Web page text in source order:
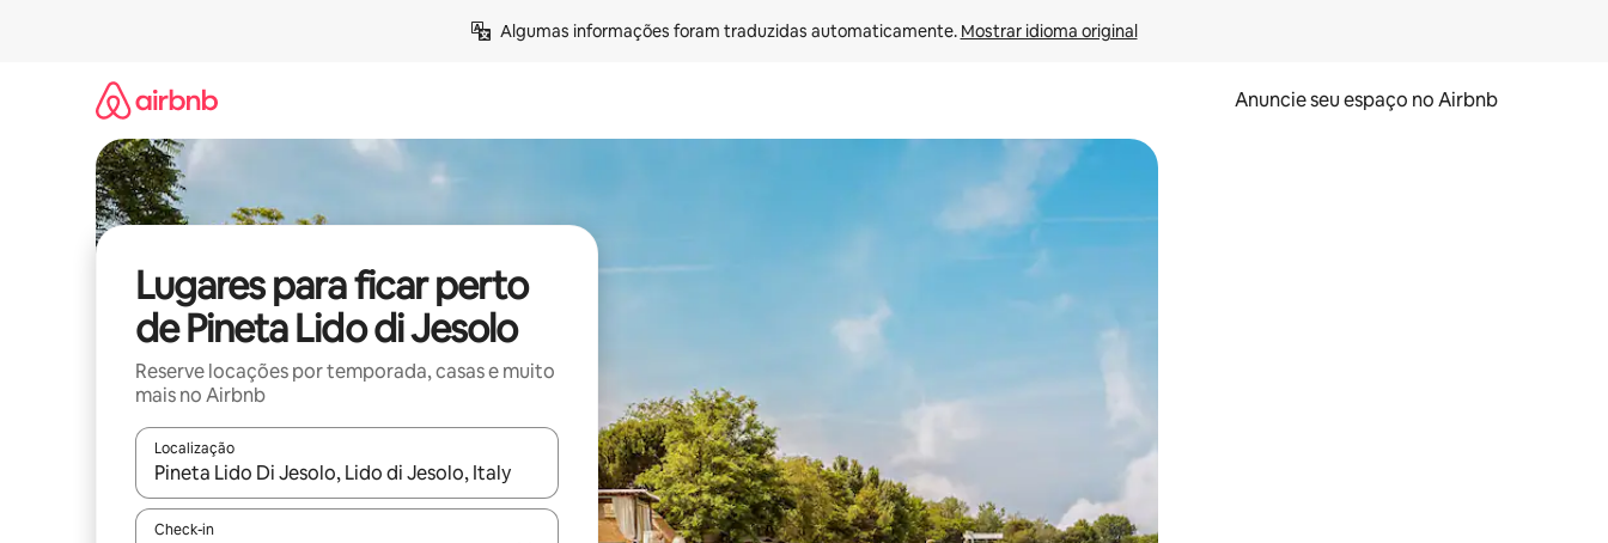
Algumas informações foram traduzidas automaticamente. Mostrar idioma original
Anuncie seu espaço no Airbnb
Lugares para ficar perto
de Pineta Lido di Jesolo
Reserve locações por temporada, casas e muito
mais no Airbnb
Localização
Quando os resultados estiverem disponíveis, explore-os usando as seta para cima e para baixo do teclado ou tocando e deslizando o dedo na tela.
Check-in